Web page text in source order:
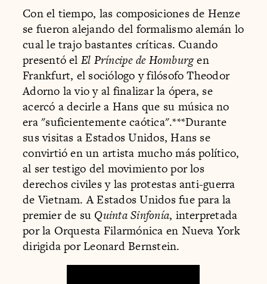
Con el tiempo, las composiciones de Henze
se fueron alejando del formalismo alemán lo
cual le trajo bastantes críticas. Cuando
presentó el El Príncipe de Homburgen
Frankfurt, el sociólogo y filósofo Theodor
Adorno la vio y al finalizar la ópera, se
acercó a decirle a Hans que su música no
era "suficientemente caótica".***Durante
sus visitas a Estados Unidos, Hans se
convirtió en un artista mucho más político,
al ser testigo del movimiento por los
derechos civiles y las protestas anti-guerra
de Vietnam. A Estados Unidos fue para la
premier de su Quinta Sinfonía, interpretada
por la Orquesta Filarmónica en Nueva York
dirigida por Leonard Bernstein.